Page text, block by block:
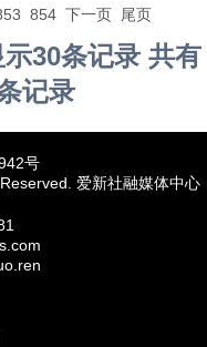
854 下一页 尾页
30条记录 共有
记录
号
爱新社融媒体中心